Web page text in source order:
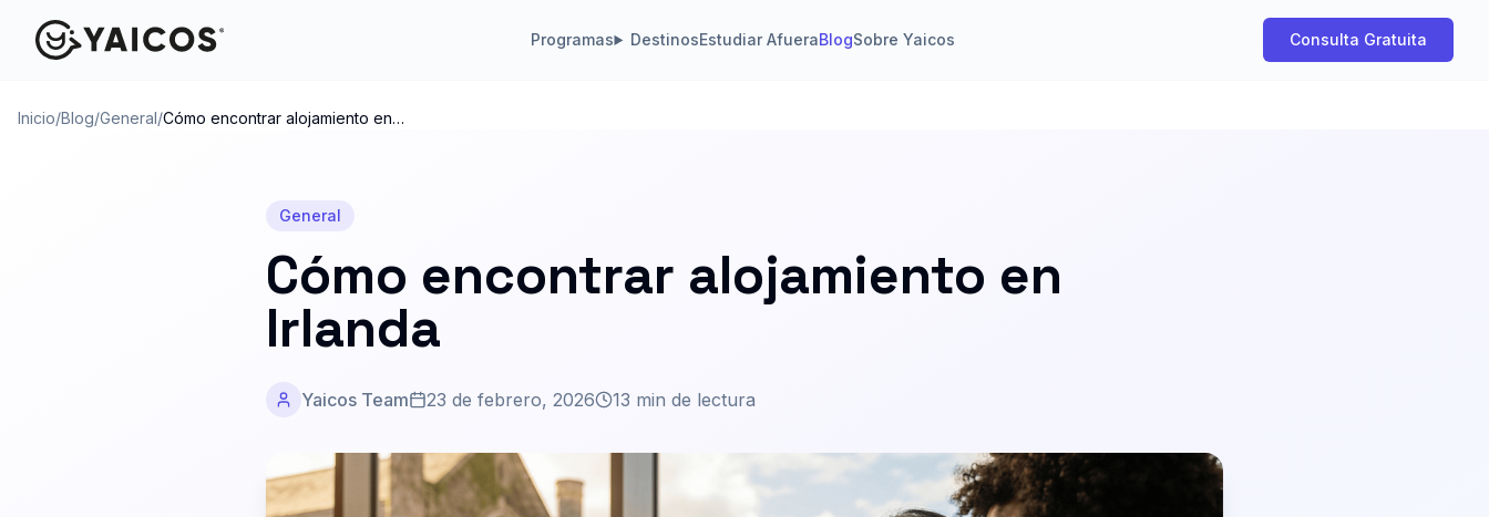
Programas DestinosEstudiar AfueraBlogSobre Yaicos Consulta Gratuita
Inicio/Blog/General/Cómo encontrar alojamiento en
General
Cómo encontrar alojamiento en
Irlanda
Yaicos Team 23 de febrero, 2026 13 min de lectura